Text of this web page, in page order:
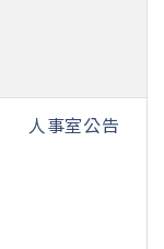
人事室公告